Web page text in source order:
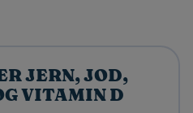
JERN, JOD,
VITAMIN D